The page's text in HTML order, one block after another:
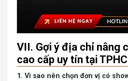
VII. Gợi ý địa chỉ nâng
cao cấp uy tín tại
1. Vì sao nên chọn đơn vị có